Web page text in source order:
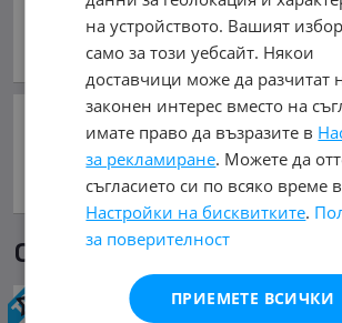
Съобщи за нередност
Сподели:
Още обяви в mobile.bg
Гуми
на устройството. Вашият
само за този уебсайт. Някои
доставчици може да разчитат
законен интерес вместо на
имате право да възразите в
за рекламиране. Можете да
съгласието си по всяко време в
Настройки на бисквитките.
за поверителност
ПРИЕМЕТЕ ВСИЧКИ